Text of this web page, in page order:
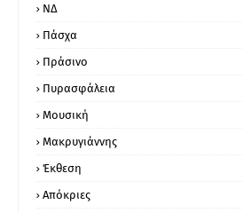
ΝΔ
Πάσχα
Πράσινο
Πυρασφάλεια
Μουσική
Μακρυγιάννης
Έκθεση
Απόκριες